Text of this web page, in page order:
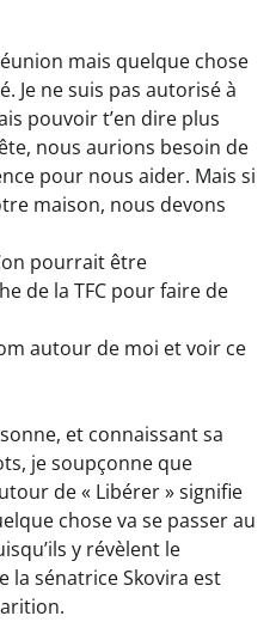
mais quelque chose
Je ne suis pas autorisé à
pouvoir t’en dire plus
nous aurions besoin de
pour nous aider. Mais si
maison, nous devons
pourrait être
de la TFC pour faire de
autour de moi et voir ce
et connaissant sa
je soupçonne que
de « Libérer » signifie
chose va se passer au
y révèlent le
la sénatrice Skovira est